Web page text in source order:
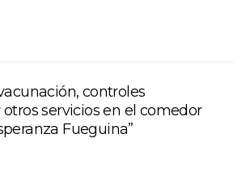
controles
servicios en el comedor
Fueguina”